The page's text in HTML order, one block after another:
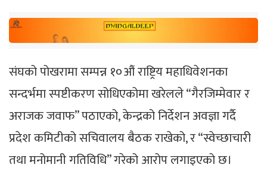
संघको पोखरामा सम्पन्न १०औं राष्ट्रिय महाधिवेशनका
सन्दर्भमा स्पष्टीकरण सोधिएकोमा खरेलले “गैरजिम्मेवार र
अराजक जवाफ” पठाएको, केन्द्रको निर्देशन अवज्ञा गर्दै
प्रदेश कमिटीको सचिवालय बैठक राखेको, र “स्वेच्छाचारी
तथा मनोमानी गतिविधि” गरेको आरोप लगाइएको छ।